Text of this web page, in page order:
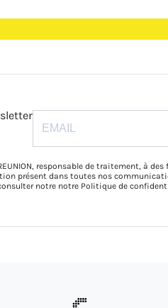
responsable de traitement, à
présent dans toutes nos
notre notre Politique de